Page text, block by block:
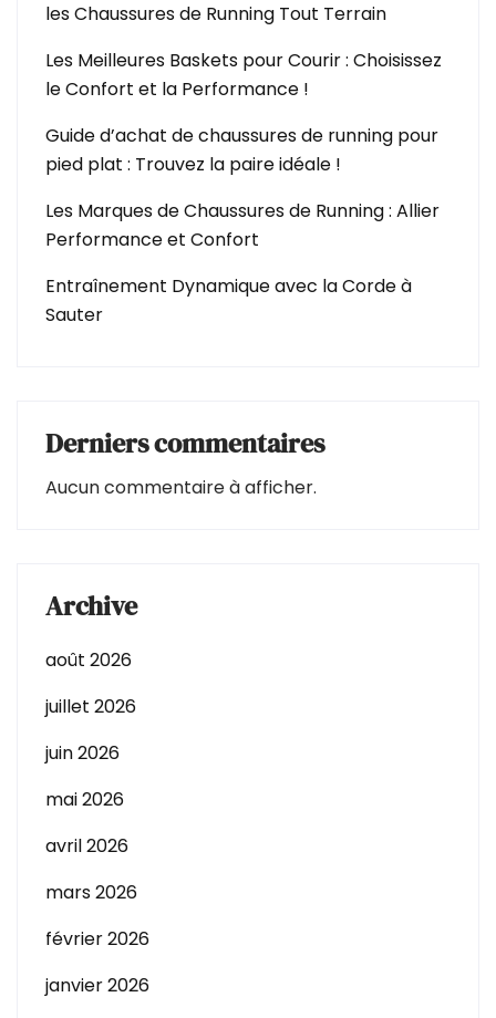
les Chaussures de Running Tout Terrain
Les Meilleures Baskets pour Courir : Choisissez
le Confort et la Performance !
Guide d’achat de chaussures de running pour
pied plat : Trouvez la paire idéale !
Les Marques de Chaussures de Running : Allier
Performance et Confort
Entraînement Dynamique avec la Corde à
Sauter
Derniers commentaires
Aucun commentaire à afficher.
Archive
août 2026
juillet 2026
juin 2026
mai 2026
avril 2026
mars 2026
février 2026
janvier 2026